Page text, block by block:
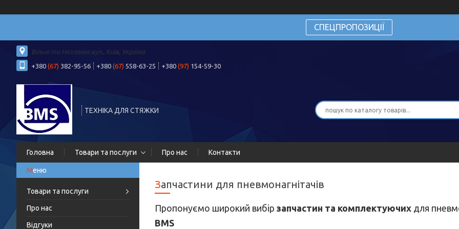
СПЕЦПРОПОЗИЦІЇ
Вільні та Незламні вул., Київ, Україна
+380 (67) 382-95-56 +380 (67) 558-63-25 +380 (97) 154-59-30
ТЕХНІКА ДЛЯ СТЯЖКИ
Головна Товари та послуги Про нас Контакти
Товари та послуги
Про нас
Відгуки
Запчастини для пневмонагнітачів
Пропонуємо широкий вибір запчастин та комплектуючих для
BMS